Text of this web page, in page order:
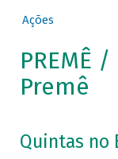
Ações
PREMÊ
Premê
Quintas no